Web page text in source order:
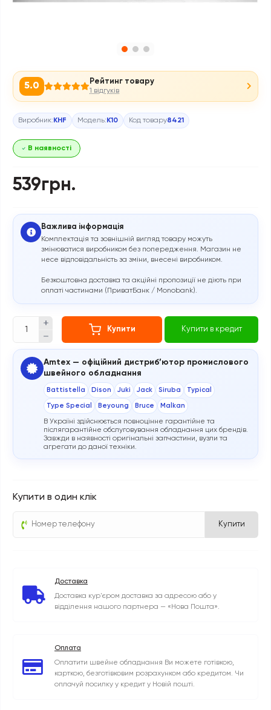
5.0 Рейтинг товару
1 відгуків
Виробник: KHF Модель: K10 Код товару8421
В наявності
539грн.
Важлива інформація
Комплектація та зовнішній вигляд товару можуть
змінюватися виробником без попередження. Магазин не
несе відповідальність за зміни, внесені виробником.
Безкоштовна доставка та акційні пропозиції не діють при
оплаті частинами (ПриватБанк / Monobank).
Купити Купити в кредит
Amtex — офіційний дистриб’ютор промислового
швейного обладнання
Battistella Dison Juki Jack Siruba Typical
Type Special Beyoung Bruce Malkan
В Україні здійснюється повноцінне гарантійне та
післягарантійне обслуговування обладнання цих брендів.
Завжди в наявності оригінальні запчастини, вузли та
агрегати до даної техніки.
Купити в один клік
Купити
Доставка
Доставка кур'єром доставка за адресою або у
відділення нашого партнера — «Нова Пошта».
Оплата
Оплатити швейне обладнання Ви можете готівкою,
карткою, безготівковим розрахунком або кредитом. Чи
оплачуй посилку у кредит у Новій пошті.